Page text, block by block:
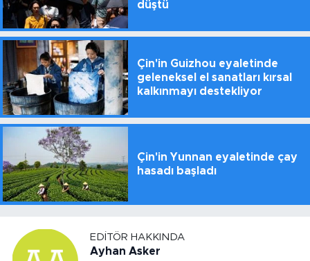
düştü
Çin'in Guizhou eyaletinde
geleneksel el sanatları kırsal
kalkınmayı destekliyor
Çin'in Yunnan eyaletinde çay
hasadı başladı
EDITÖR HAKKINDA
Ayhan Asker